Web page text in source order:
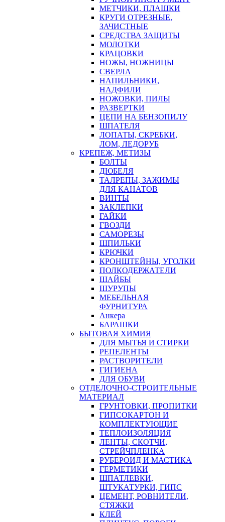
МЕТЧИКИ, ПЛАШКИ
КРУГИ ОТРЕЗНЫЕ,
ЗАЧИСТНЫЕ
СРЕДСТВА ЗАЩИТЫ
МОЛОТКИ
КРАЦОВКИ
НОЖЫ, НОЖНИЦЫ
СВЕРЛА
НАПИЛЬНИКИ,
НАДФИЛИ
НОЖОВКИ, ПИЛЫ
РАЗВЕРТКИ
ЦЕПИ НА БЕНЗОПИЛУ
ШПАТЕЛЯ
ЛОПАТЫ, СКРЕБКИ,
ЛОМ, ЛЕДОРУБ
КРЕПЕЖ, МЕТИЗЫ
БОЛТЫ
ДЮБЕЛЯ
ТАЛРЕПЫ, ЗАЖИМЫ
ДЛЯ КАНАТОВ
ВИНТЫ
ЗАКЛЕПКИ
ГАЙКИ
ГВОЗДИ
САМОРЕЗЫ
ШПИЛЬКИ
КРЮЧКИ
КРОНШТЕЙНЫ, УГОЛКИ
ПОЛКОДЕРЖАТЕЛИ
ШАЙБЫ
ШУРУПЫ
МЕБЕЛЬНАЯ
ФУРНИТУРА
Анкера
БАРАШКИ
БЫТОВАЯ ХИМИЯ
ДЛЯ МЫТЬЯ И СТИРКИ
РЕПЕЛЕНТЫ
РАСТВОРИТЕЛИ
ГИГИЕНА
ДЛЯ ОБУВИ
ОТДЕЛОЧНО-СТРОИТЕЛЬНЫЕ
МАТЕРИАЛ
ГРУНТОВКИ, ПРОПИТКИ
ГИПСОКАРТОН И
КОМПЛЕКТУЮЩИЕ
ТЕПЛОИЗОЛЯЦИЯ
ЛЕНТЫ, СКОТЧИ,
СТРЕЙЧПЛЕНКА
РУБЕРОИД И МАСТИКА
ГЕРМЕТИКИ
ШПАТЛЕВКИ,
ШТУКАТУРКИ, ГИПС
ЦЕМЕНТ, РОВНИТЕЛИ,
СТЯЖКИ
КЛЕЙ